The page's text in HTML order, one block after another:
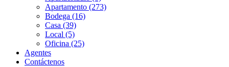
Apartamento (273)
Bodega (16)
Casa (39)
Local (5)
Oficina (25)
Agentes
Contáctenos